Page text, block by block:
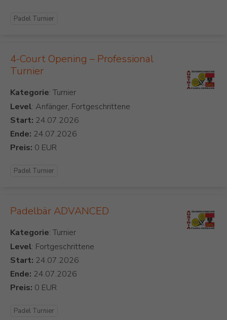
Padel Turnier
4-Court Opening – Professional
Turnier
Kategorie
Level: Anfänger, Fortgeschrittene
Start:
Ende:
Preis:
Padel Turnier
Padelbär ADVANCED
Kategorie
Level: Fortgeschrittene
Start:
Ende:
Preis:
Padel Turnier